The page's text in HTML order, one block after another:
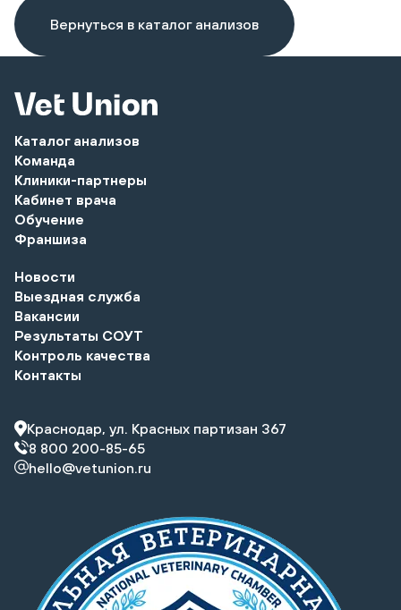
Вернуться в каталог анализов
Каталог анализов
Команда
Клиники-партнеры
Кабинет врача
Обучение
Франшиза
Новости
Выездная служба
Вакансии
Результаты СОУТ
Контроль качества
Контакты
Краснодар, ул. Красных партизан 367
8 800 200-85-65
hello@vetunion.ru